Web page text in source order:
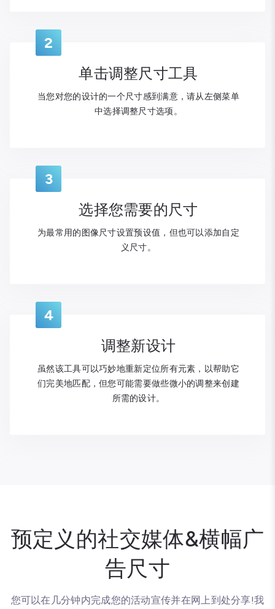
2
单击调整尺寸工具
当您对您的设计的一个尺寸感到满意，请从左侧菜单
中选择调整尺寸选项。
3
选择您需要的尺寸
为最常用的图像尺寸设置预设值，但也可以添加自定
义尺寸。
4
调整新设计
虽然该工具可以巧妙地重新定位所有元素，以帮助它
们完美地匹配，但您可能需要做些微小的调整来创建
所需的设计。
预定义的社交媒体&横幅广
告尺寸
您可以在几分钟内完成您的活动宣传并在网上到处分享!我